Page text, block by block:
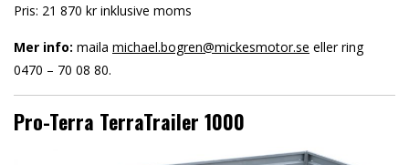
Pris: 21 870 kr inklusive moms
Mer info: maila michael.bogren@mickesmotor.se eller ring
0470 – 70 08 80.
Pro-Terra TerraTrailer 1000